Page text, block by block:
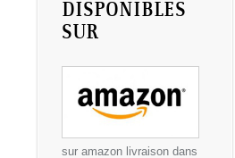
DISPONIBLES
SUR
sur amazon livraison dans